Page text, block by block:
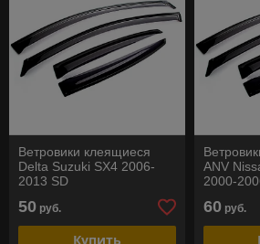
Ветровики клеящиеся
Delta Suzuki SX4 2006-
2013 SD
50 руб.
Купить
ANV
2000-
60 руб.